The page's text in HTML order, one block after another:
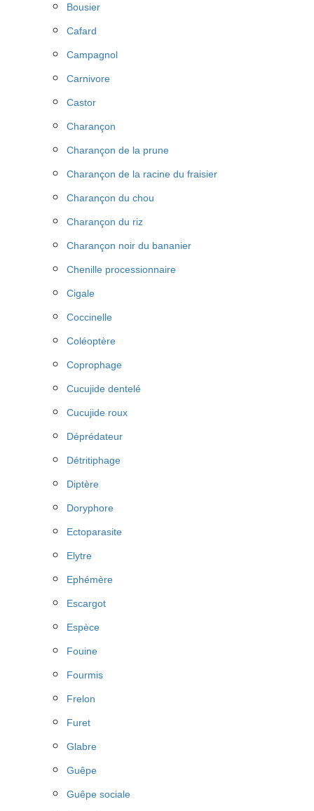
Bousier
Cafard
Campagnol
Carnivore
Castor
Charançon
Charançon de la prune
Charançon de la racine du fraisier
Charançon du chou
Charançon du riz
Charançon noir du bananier
Chenille processionnaire
Cigale
Coccinelle
Coléoptère
Coprophage
Cucujide dentelé
Cucujide roux
Déprédateur
Détritiphage
Diptère
Doryphore
Ectoparasite
Elytre
Ephémère
Escargot
Espèce
Fouine
Fourmis
Frelon
Furet
Glabre
Guêpe
Guêpe sociale